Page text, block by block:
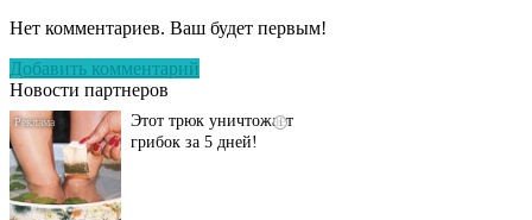
Нет комментариев. Ваш будет первым!
Добавить комментарий
Новости партнеров
исчезнет с корнем,
Этот трюк уничтожает
грибок за 5 дней!